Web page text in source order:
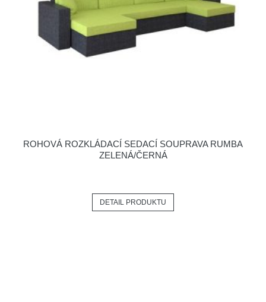
ROHOVÁ ROZKLÁDACÍ SEDACÍ SOUPRAVA RUMBA
ZELENÁ/ČERNÁ
DETAIL PRODUKTU